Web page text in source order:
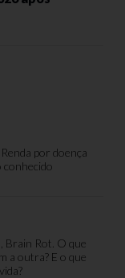
por doença
conhecido
Brain Rot. O que
a outra? E o que